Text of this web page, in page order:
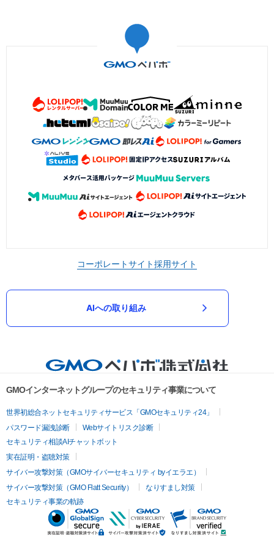
コーポレートサイト採用サイト
AIへの取り組み
GMOインターネットグループのセキュリティ事業について
世界初総合ネットセキュリティサービス「GMOセキュリティ24」
パスワード漏洩診断
Webサイトリスク診断
セキュリティ相談AIチャットボット
実在証明・盗聴対策
サイバー攻撃対策（GMOサイバーセキュリティ byイエラエ）
サイバー攻撃対策（GMO Flatt Security）
なりすまし対策
セキュリティ事業の軌跡